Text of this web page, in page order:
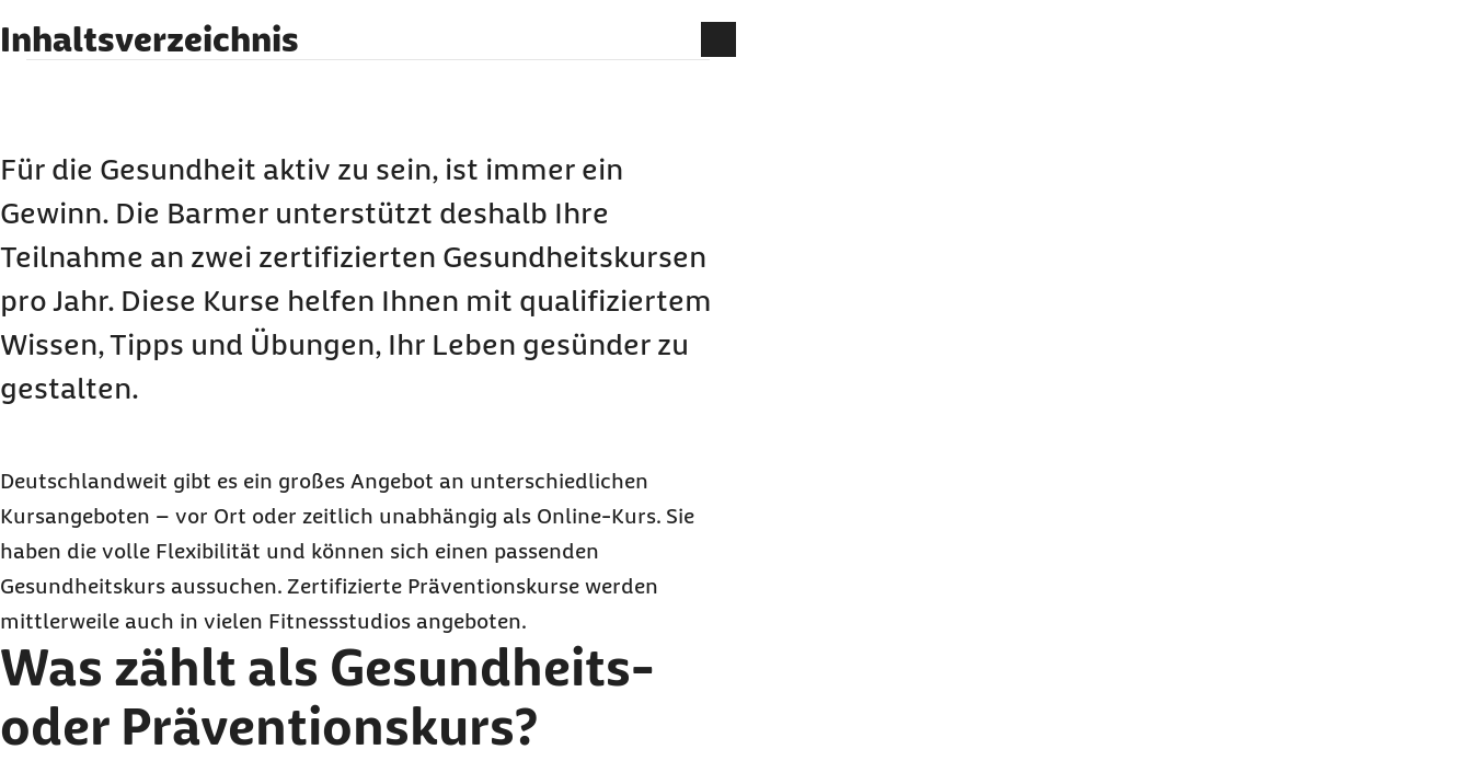
Inhaltsverzeichnis
Gesundheitskurse übernommen?
Warum können die Teilnahmegebühren nur bei zertifizierten Angeboten
erstattet werden?
Welche Kosten werden für Gesundheitskurse von der Barmer
übernommen und wie werden die Kosten erstattet?
Ihre Barmer-Vorteile auf einen Blick
Für die Gesundheit aktiv zu sein, ist immer ein
Gewinn. Die Barmer unterstützt deshalb Ihre
Teilnahme an zwei zertifizierten Gesundheitskursen
pro Jahr. Diese Kurse helfen Ihnen mit qualifiziertem
Wissen, Tipps und Übungen, Ihr Leben gesünder zu
gestalten.
Deutschlandweit gibt es ein großes Angebot an unterschiedlichen
Kursangeboten – vor Ort oder zeitlich unabhängig als Online-Kurs. Sie
haben die volle Flexibilität und können sich einen passenden
Gesundheitskurs aussuchen. Zertifizierte Präventionskurse werden
mittlerweile auch in vielen Fitnessstudios angeboten.
Was zählt als Gesundheits-
oder Präventionskurs?